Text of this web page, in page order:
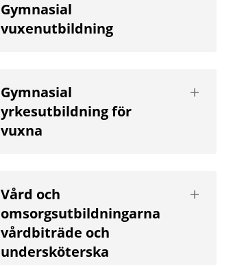
Gymnasial
vuxenutbildning
Gymnasial
yrkesutbildning för
vuxna
Visa
nästa
Vård och
omsorgsutbildningarna
vårdbiträde och
undersköterska
Visa
nästa